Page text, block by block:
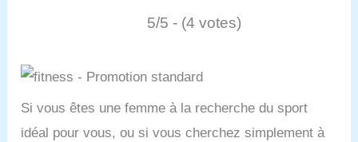
5/5 - (4 votes)
Si vous êtes une femme à la recherche du sport
idéal pour vous, ou si vous cherchez simplement à